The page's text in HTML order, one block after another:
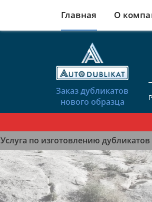
Главная О
Заказ дубликатов
нового образца
Услуга по изготовлению